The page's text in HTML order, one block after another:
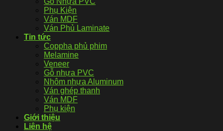
Phụ Kiện
Ván MDF
Ván Phủ Laminate
Tin tức
Coppha phủ phim
Melamine
Veneer
Gỗ nhựa PVC
Nhôm nhựa Aluminum
Ván ghép thanh
Ván MDF
Phụ kiện
Giới thiệu
Liên hệ